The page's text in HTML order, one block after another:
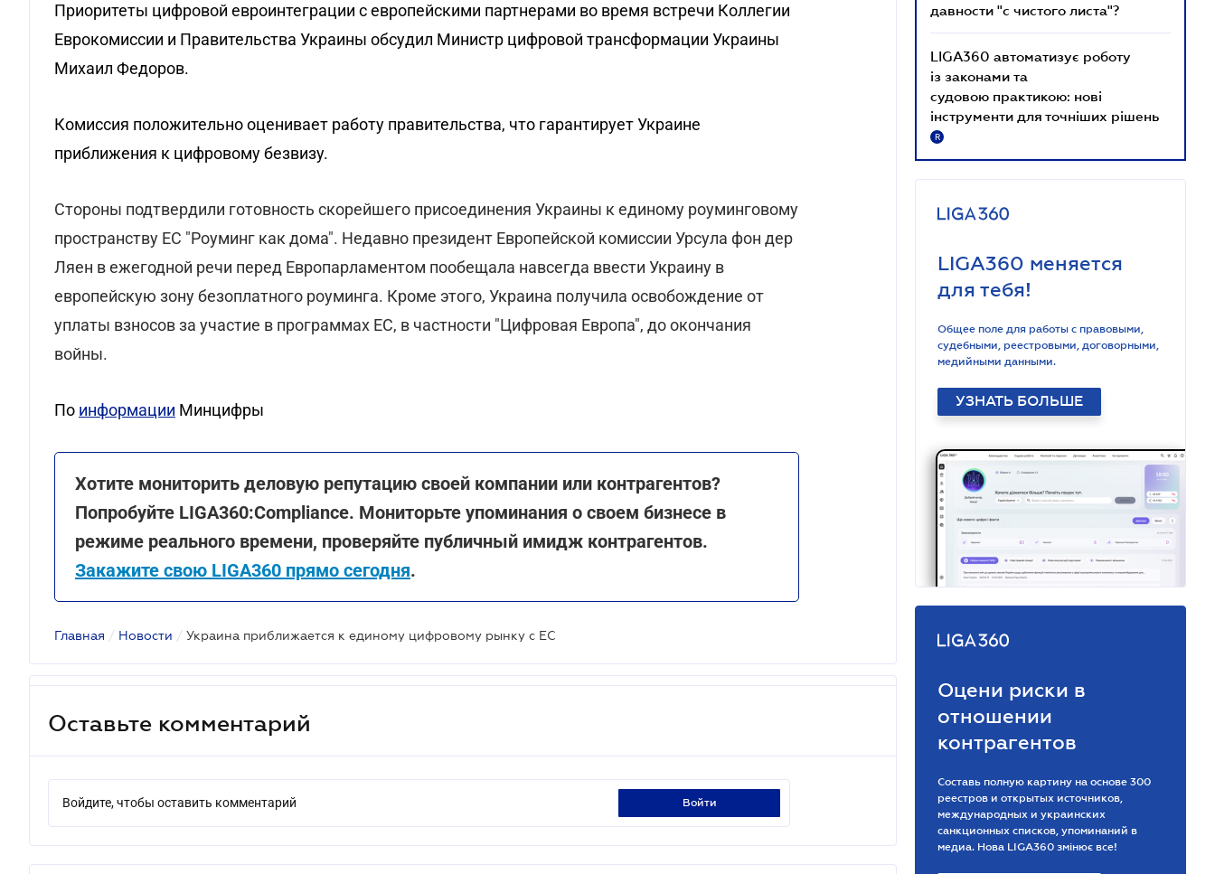
Приоритеты цифровой евроинтеграции с европейскими партнерами во время встречи Коллегии
Еврокомиссии и Правительства Украины обсудил Министр цифровой трансформации Украины
Михаил Федоров.
Комиссия положительно оценивает работу правительства, что гарантирует Украине
приближения к цифровому безвизу.
Стороны подтвердили готовность скорейшего присоединения Украины к единому роуминговому
пространству ЕС "Роуминг как дома". Недавно президент Европейской комиссии Урсула фон дер
Ляен в ежегодной речи перед Европарламентом пообещала навсегда ввести Украину в
европейскую зону безоплатного роуминга. Кроме этого, Украина получила освобождение от
уплаты взносов за участие в программах ЕС, в частности "Цифровая Европа", до окончания
войны.
По информации Минцифры
Хотите мониторить деловую репутацию своей компании или контрагентов?
Попробуйте LIGA360:Compliance. Мониторьте упоминания о своем бизнесе в
режиме реального времени, проверяйте публичный имидж контрагентов.
Закажите свою LIGA360 прямо сегодня.
Главная / Новости / Украина приближается к единому цифровому рынку с ЕС
Оставьте комментарий
Войдите, чтобы оставить комментарий войти
давности "с чистого листа"?
LIGA360 автоматизує роботу
із законами та
судовою практикою: нові
інструменти для точніших рішень
R
LIGA360 меняется
для тебя!
Общее поле для работы с правовыми,
судебными, реестровыми, договорными,
медийными данными.
УЗНАТЬ БОЛЬШЕ
Оцени риски в
отношении
контрагентов
Составь полную картину на основе 300
реестров и открытых источников,
международных и украинских
санкционных списков, упоминаний в
медиа. Нова LIGA360 змінює все!